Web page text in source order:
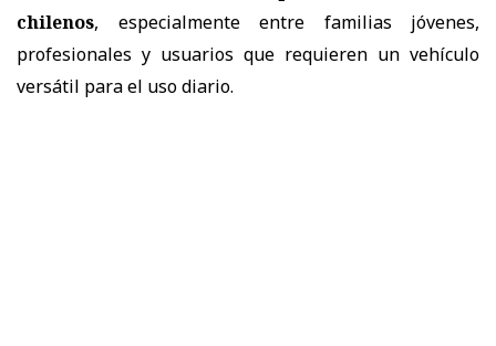
chilenos, especialmente entre familias jóvenes,
profesionales y usuarios que requieren un vehículo
versátil para el uso diario.